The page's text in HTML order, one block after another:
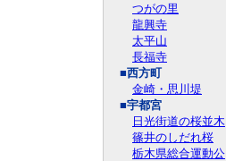
つがの里
龍興寺
太平山
長福寺
■西方町
金崎・思川堤
■宇都宮
日光街道の桜並木
篠井のしだれ桜
栃木県総合運動公